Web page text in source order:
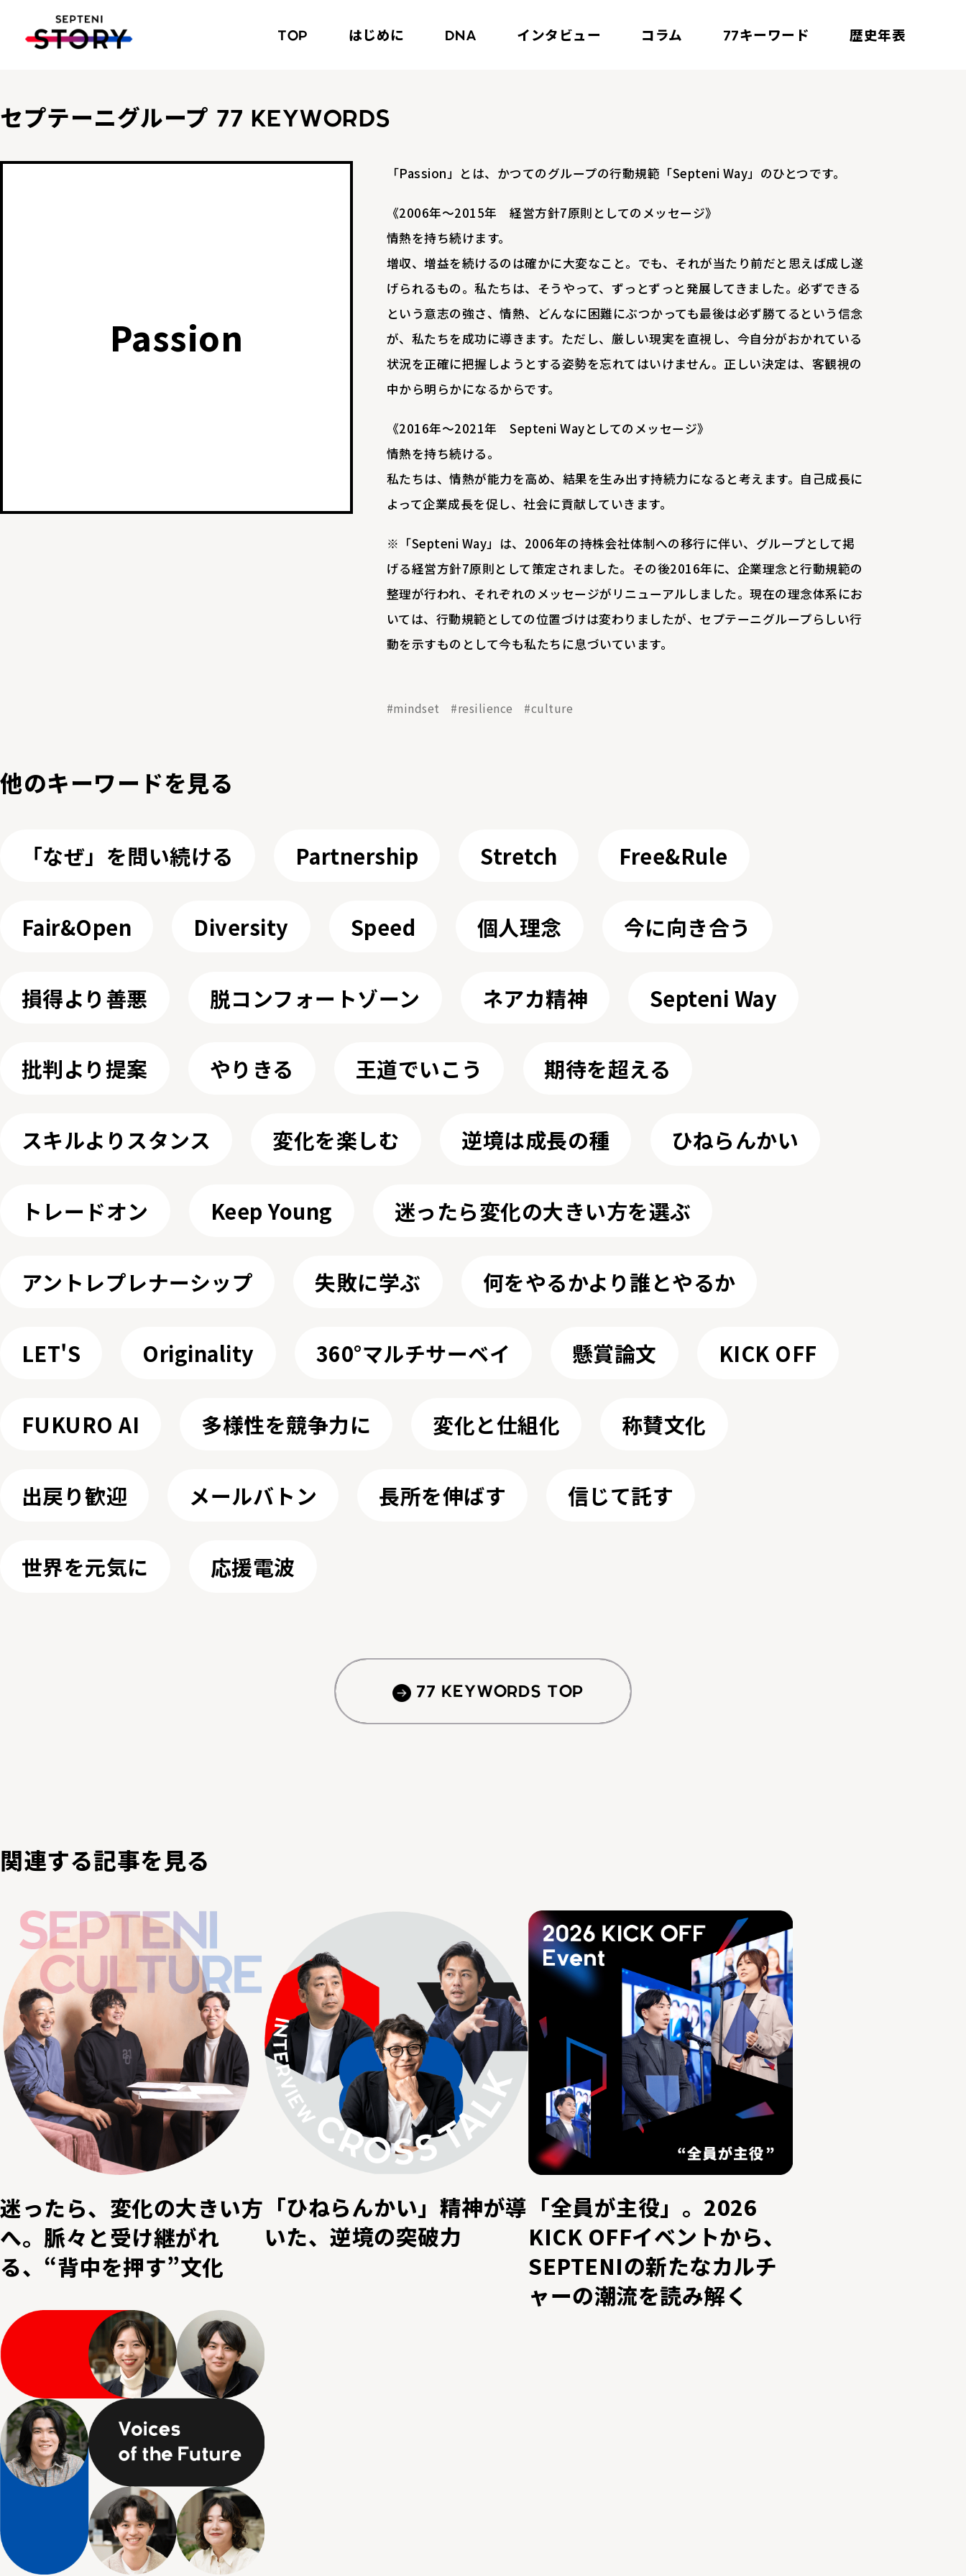
TOP はじめに DNA インタビュー コラム 77キーワード 歴史年表
セプテーニグループ 77 KEYWORDS
Passion
「Passion」とは、かつてのグループの行動規範「Septeni Way」のひとつです。
《2006年～2015年 経営方針7原則としてのメッセージ》
情熱を持ち続けます。
増収、増益を続けるのは確かに大変なこと。でも、それが当たり前だと思えば成し遂
げられるもの。私たちは、そうやって、ずっとずっと発展してきました。必ずできる
という意志の強さ、情熱、どんなに困難にぶつかっても最後は必ず勝てるという信念
が、私たちを成功に導きます。ただし、厳しい現実を直視し、今自分がおかれている
状況を正確に把握しようとする姿勢を忘れてはいけません。正しい決定は、客観視の
中から明らかになるからです。
《2016年～2021年 Septeni Wayとしてのメッセージ》
情熱を持ち続ける。
私たちは、情熱が能力を高め、結果を生み出す持続力になると考えます。自己成長に
よって企業成長を促し、社会に貢献していきます。
※「Septeni Way」は、2006年の持株会社体制への移行に伴い、グループとして掲
げる経営方針7原則として策定されました。その後2016年に、企業理念と行動規範の
整理が行われ、それぞれのメッセージがリニューアルしました。現在の理念体系にお
いては、行動規範としての位置づけは変わりましたが、セプテーニグループらしい行
動を示すものとして今も私たちに息づいています。
#mindset #resilience #culture
他のキーワードを⾒る
「なぜ」を問い続ける Partnership Stretch Free&Rule
Fair&Open Diversity Speed 個人理念 今に向き合う
損得より善悪 脱コンフォートゾーン ネアカ精神 Septeni Way
批判より提案 やりきる 王道でいこう 期待を超える
スキルよりスタンス 変化を楽しむ 逆境は成長の種 ひねらんかい
トレードオン Keep Young 迷ったら変化の大きい方を選ぶ
アントレプレナーシップ 失敗に学ぶ 何をやるかより誰とやるか
LET'S Originality 360°マルチサーベイ 懸賞論文 KICK OFF
FUKURO AI 多様性を競争力に 変化と仕組化 称賛文化
出戻り歓迎 メールバトン 長所を伸ばす 信じて託す
世界を元気に 応援電波
77 KEYWORDS TOP
関連する記事を⾒る
迷ったら、変化の大きい方
へ。脈々と受け継がれ
る、“背中を押す”文化
「ひねらんかい」精神が導
いた、逆境の突破力
「全員が主役」。2026
KICK OFFイベントから、
SEPTENIの新たなカルチ
ャーの潮流を読み解く